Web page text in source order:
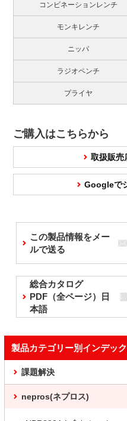
コンビネーションレンチ
モンキレンチ
ニッパ
ラジオペンチ
プライヤ
ご購入はこちらから
取扱販売
Googleで
この製品情報をメー
ルで送る
総合カタログ
PDF（全ページ）日
本語
製品カテゴリー別インデッ
課題解決
nepros(ネプロス)